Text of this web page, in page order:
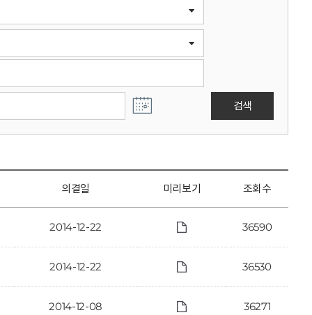
검색
의결일 미리보기 조회수
2014-12-22 36590
2014-12-22 36530
2014-12-08 36271